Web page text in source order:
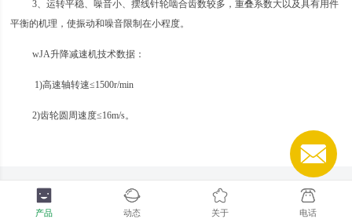
3、运转平稳、噪音小、摆线针轮啮合齿数较多，重叠系数大以及具有用件
平衡的机理，使振动和噪音限制在小程度。
wJA升降减速机技术数据：
1)高速轴转速≤1500r/min
2)齿轮圆周速度≤16m/s。
产品 动态 关于 电话